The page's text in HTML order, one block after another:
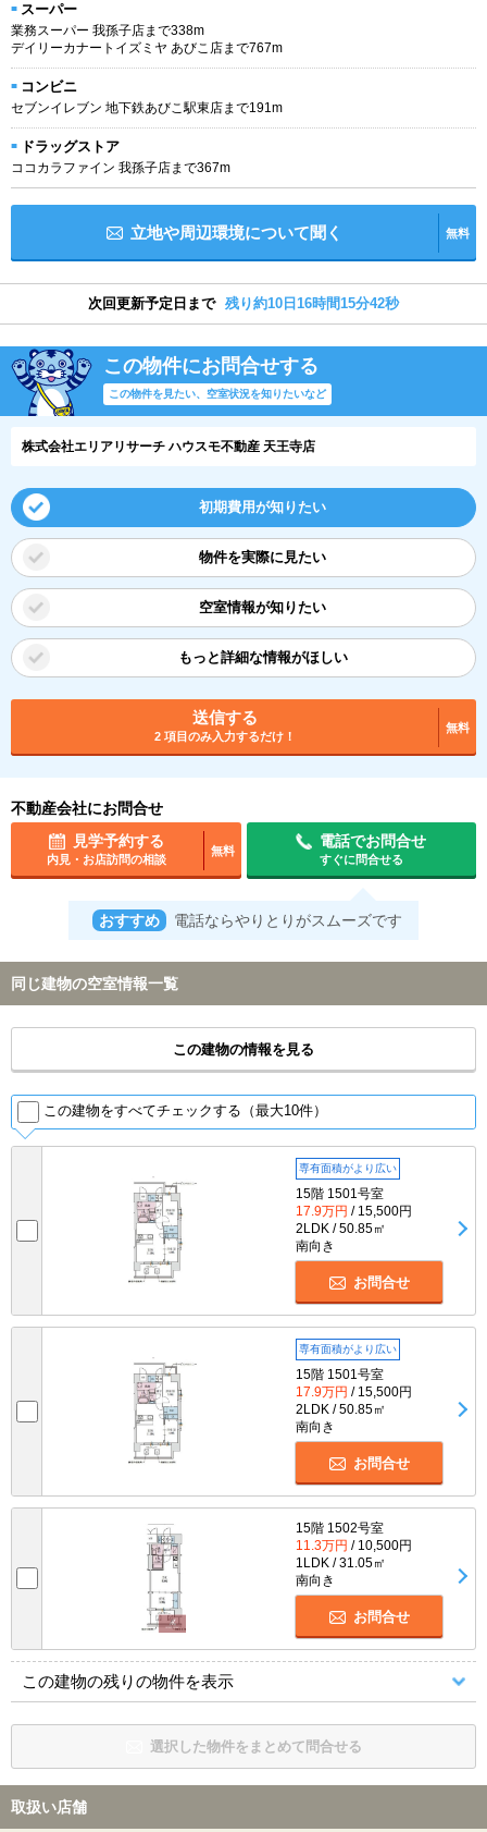
スーパー
業務スーパー 我孫子店まで338m
デイリーカナートイズミヤ あびこ店まで767m
コンビニ
セブンイレブン 地下鉄あびこ駅東店まで191m
ドラッグストア
ココカラファイン 我孫子店まで367m
立地や周辺環境について聞く 無料
次回更新予定日まで 残り約10日16時間15分42秒
この物件にお問合せする
この物件を見たい、空室状況を知りたいなど
株式会社エリアリサーチ ハウスモ不動産 天王寺店
初期費用が知りたい
物件を実際に見たい
空室情報が知りたい
もっと詳細な情報がほしい
送信する
2 項目のみ入力するだけ！
無料
不動産会社にお問合せ
見学予約する
内見・お店訪問の相談
無料
電話でお問合せ
すぐに問合せる
おすすめ 電話ならやりとりがスムーズです
同じ建物の空室情報一覧
この建物の情報を見る
この建物をすべてチェックする（最大10件）
専有面積がより広い
15階 1501号室
17.9万円 / 15,500円
2LDK / 50.85㎡
南向き
お問合せ
専有面積がより広い
15階 1501号室
17.9万円 / 15,500円
2LDK / 50.85㎡
南向き
お問合せ
15階 1502号室
11.3万円 / 10,500円
1LDK / 31.05㎡
南向き
お問合せ
この建物の残りの物件を表示
選択した物件をまとめて問合せる
取扱い店舗